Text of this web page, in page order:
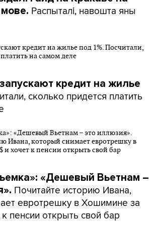
сама ­– мама двоих сыновей. – Она,
старой закалки, у нее свое
во всем: и в бытовом плане, и в
Татьяна Артимович. – В тот
они поздно приезжают. Мама-
уже попозже, но я стараюсь
в одной квартире – с внуками она
Елена Судиловская. – У
ее поколения, есть
нужно делать так, так и
Распыталі, навошта яны
кредит на жилье
сколько придется платить
«Дешевый Вьетнам –
Почитайте историю Ивана,
евротрешку в Хошимине за
пенсии открыть свой бар